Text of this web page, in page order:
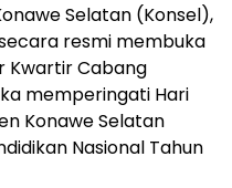
Selatan (Konsel),
secara resmi membuka
Kwartir Cabang
memperingati Hari
Konawe Selatan
Nasional Tahun